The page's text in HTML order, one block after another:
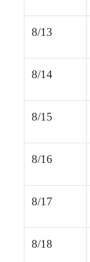
8/13
8/14
8/15
8/16
8/17
8/18